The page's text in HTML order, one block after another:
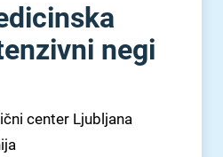
negi
center Ljubljana